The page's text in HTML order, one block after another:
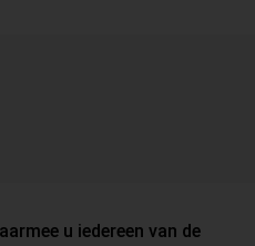
u iedereen van de